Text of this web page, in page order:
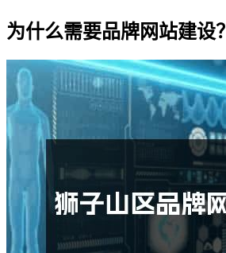
为什么需要品牌网站建设？